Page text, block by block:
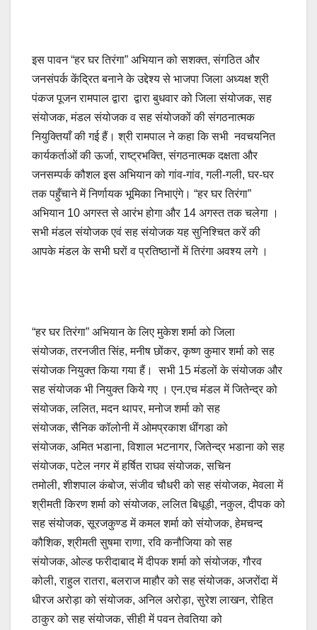
इस पावन “हर घर तिरंगा” अभियान को सशक्त, संगठित और
जनसंपर्क केंद्रित बनाने के उद्देश्य से भाजपा जिला अध्यक्ष श्री
पंकज पूजन रामपाल द्वारा द्वारा बुधवार को जिला संयोजक, सह
संयोजक, मंडल संयोजक व सह संयोजकों की संगठनात्मक
नियुक्तियाँ की गई हैं। श्री रामपाल ने कहा कि सभी नवचयनित
कार्यकर्ताओं की ऊर्जा, राष्ट्रभक्ति, संगठनात्मक दक्षता और
जनसम्पर्क कौशल इस अभियान को गांव-गांव, गली-गली, घर-घर
तक पहुँचाने में निर्णायक भूमिका निभाएंगे। “हर घर तिरंगा”
अभियान 10 अगस्त से आरंभ होगा और 14 अगस्त तक चलेगा ।
सभी मंडल संयोजक एवं सह संयोजक यह सुनिश्चित करें की
आपके मंडल के सभी घरों व प्रतिष्ठानों में तिरंगा अवश्य लगे ।
“हर घर तिरंगा” अभियान के लिए मुकेश शर्मा को जिला
संयोजक, तरनजीत सिंह, मनीष छोंकर, कृष्ण कुमार शर्मा को सह
संयोजक नियुक्त किया गया हैं। सभी 15 मंडलों के संयोजक और
सह संयोजक भी नियुक्त किये गए । एन.एच मंडल में जितेन्द्र को
संयोजक, ललित, मदन थापर, मनोज शर्मा को सह
संयोजक, सैनिक कॉलोनी में ओमप्रकाश धींगडा को
संयोजक, अमित भडाना, विशाल भटनागर, जितेन्द्र भडाना को सह
संयोजक, पटेल नगर में हर्षित राघव संयोजक, सचिन
तमोली, शीशपाल कंबोज, संजीव चौधरी को सह संयोजक, मेवला में
श्रीमती किरण शर्मा को संयोजक, ललित बिधूड़ी, नकुल, दीपक को
सह संयोजक, सूरजकुण्ड में कमल शर्मा को संयोजक, हेमचन्द
कौशिक, श्रीमती सुषमा राणा, रवि कनौजिया को सह
संयोजक, ओल्ड फरीदाबाद में दीपक शर्मा को संयोजक, गौरव
कोली, राहुल रातरा, बलराज माहौर को सह संयोजक, अजरोंदा में
धीरज अरोड़ा को संयोजक, अनिल अरोड़ा, सुरेश लाखन, रोहित
ठाकुर को सह संयोजक, सीही में पवन तेवतिया को